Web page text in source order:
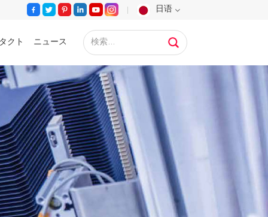
日语
English
Français
Deutsch
Русский
Español
Português
クト ニュース